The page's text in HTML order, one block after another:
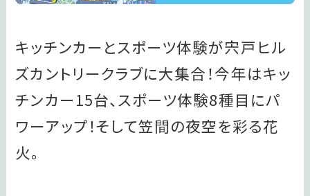
キッチンカーとスポーツ体験が宍戸ヒル
ズカントリークラブに大集合！今年はキッ
チンカー15台、スポーツ体験8種目にパ
ワーアップ！そして笠間の夜空を彩る花
火。